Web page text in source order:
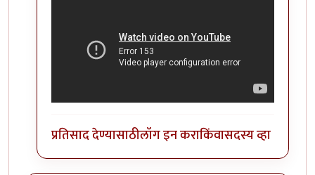
प्रतिसाद देण्यासाठीलॉग इन कराकिंवासदस्य व्हा